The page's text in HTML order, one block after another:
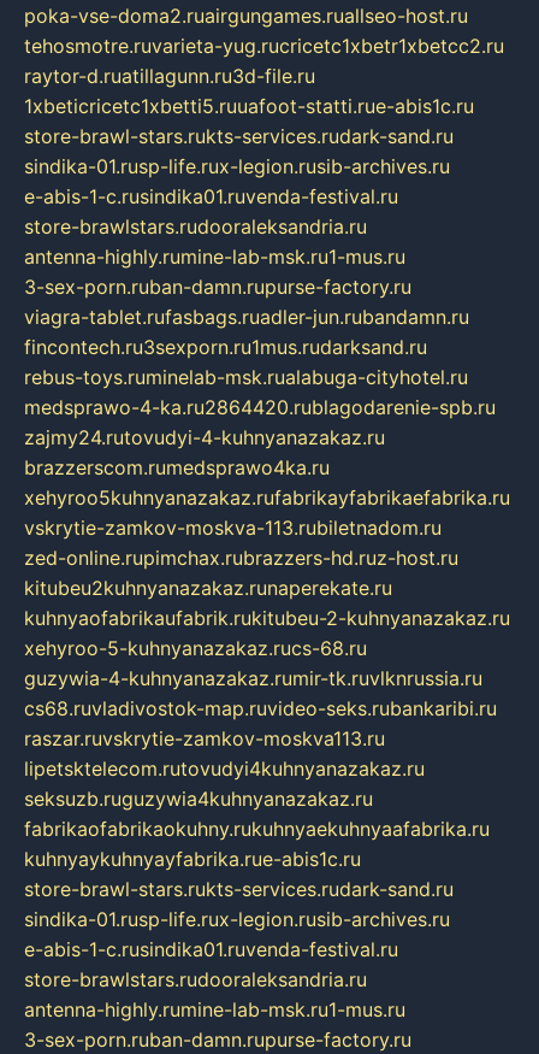
poka-vse-doma2.ruairgungames.ruallseo-host.ru
tehosmotre.ruvarieta-yug.rucricetc1xbetr1xbetcc2.ru
raytor-d.ruatillagunn.ru3d-file.ru
1xbeticricetc1xbetti5.ruuafoot-statti.rue-abis1c.ru
store-brawl-stars.rukts-services.rudark-sand.ru
sindika-01.rusp-life.rux-legion.rusib-archives.ru
e-abis-1-c.rusindika01.ruvenda-festival.ru
store-brawlstars.rudooraleksandria.ru
antenna-highly.rumine-lab-msk.ru1-mus.ru
3-sex-porn.ruban-damn.rupurse-factory.ru
viagra-tablet.rufasbags.ruadler-jun.rubandamn.ru
fincontech.ru3sexporn.ru1mus.rudarksand.ru
rebus-toys.ruminelab-msk.rualabuga-cityhotel.ru
medsprawo-4-ka.ru2864420.rublagodarenie-spb.ru
zajmy24.rutovudyi-4-kuhnyanazakaz.ru
brazzerscom.rumedsprawo4ka.ru
xehyroo5kuhnyanazakaz.rufabrikayfabrikaefabrika.ru
vskrytie-zamkov-moskva-113.rubiletnadom.ru
zed-online.rupimchax.rubrazzers-hd.ruz-host.ru
kitubeu2kuhnyanazakaz.runaperekate.ru
kuhnyaofabrikaufabrik.rukitubeu-2-kuhnyanazakaz.ru
xehyroo-5-kuhnyanazakaz.rucs-68.ru
guzywia-4-kuhnyanazakaz.rumir-tk.ruvlknrussia.ru
cs68.ruvladivostok-map.ruvideo-seks.rubankaribi.ru
raszar.ruvskrytie-zamkov-moskva113.ru
lipetsktelecom.rutovudyi4kuhnyanazakaz.ru
seksuzb.ruguzywia4kuhnyanazakaz.ru
fabrikaofabrikaokuhny.rukuhnyaekuhnyaafabrika.ru
kuhnyaykuhnyayfabrika.rue-abis1c.ru
store-brawl-stars.rukts-services.rudark-sand.ru
sindika-01.rusp-life.rux-legion.rusib-archives.ru
e-abis-1-c.rusindika01.ruvenda-festival.ru
store-brawlstars.rudooraleksandria.ru
antenna-highly.rumine-lab-msk.ru1-mus.ru
3-sex-porn.ruban-damn.rupurse-factory.ru